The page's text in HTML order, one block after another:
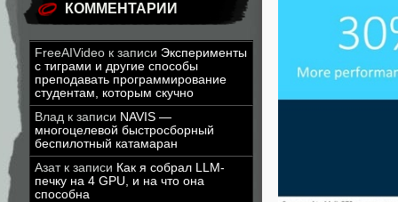
КОММЕНТАРИИ
FreeAIVideo к записи Эксперименты
с тиграми и другие способы
преподавать программирование
студентам, которым скучно
Влад к записи NAVIS —
многоцелевой быстросборный
беспилотный катамаран
Азатк записи Как я собрал LLM-
печку на 4 GPU, и на что она
способна